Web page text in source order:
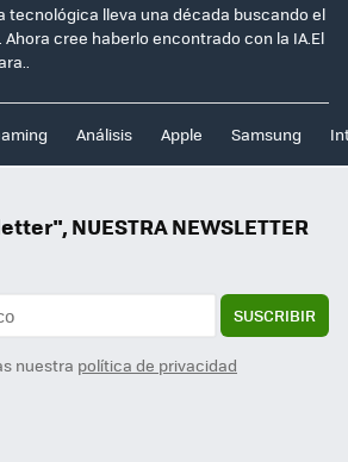
tecnológica lleva una década buscando el
cree haberlo encontrado con la IA.El
Análisis Apple Samsung
NUESTRA NEWSLETTER
SUSCRIBIR
nuestra política de privacidad